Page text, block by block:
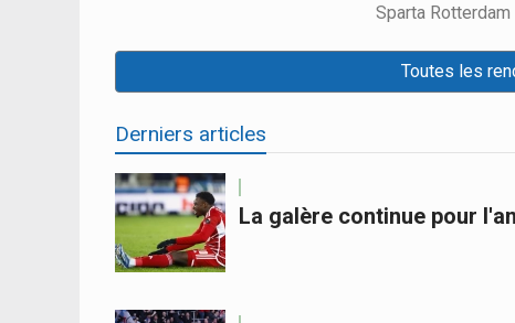
Sparta Rotterdam
Toutes les
Derniers articles
La galère continue pour